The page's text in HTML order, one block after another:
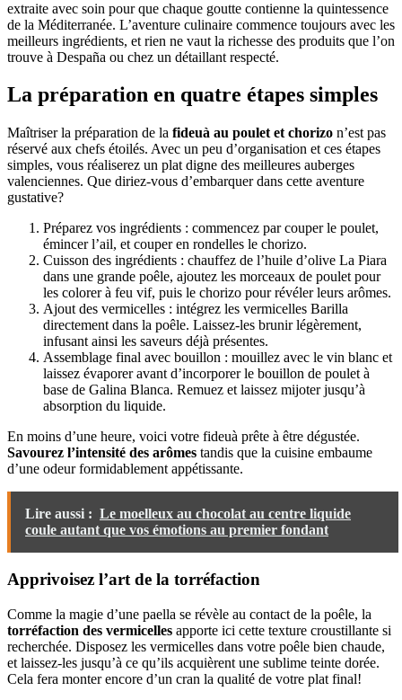
extraite avec soin pour que chaque goutte contienne la quintessence
de la Méditerranée. L’aventure culinaire commence toujours avec les
meilleurs ingrédients, et rien ne vaut la richesse des produits que l’on
trouve à Despaña ou chez un détaillant respecté.
La préparation en quatre étapes simples
Maîtriser la préparation de la fideuà au poulet et chorizo n’est pas
réservé aux chefs étoilés. Avec un peu d’organisation et ces étapes
simples, vous réaliserez un plat digne des meilleures auberges
valenciennes. Que diriez-vous d’embarquer dans cette aventure
gustative?
Préparez vos ingrédients : commencez par couper le poulet,
émincer l’ail, et couper en rondelles le chorizo.
Cuisson des ingrédients : chauffez de l’huile d’olive La Piara
dans une grande poêle, ajoutez les morceaux de poulet pour
les colorer à feu vif, puis le chorizo pour révéler leurs arômes.
Ajout des vermicelles : intégrez les vermicelles Barilla
directement dans la poêle. Laissez-les brunir légèrement,
infusant ainsi les saveurs déjà présentes.
Assemblage final avec bouillon : mouillez avec le vin blanc et
laissez évaporer avant d’incorporer le bouillon de poulet à
base de Galina Blanca. Remuez et laissez mijoter jusqu’à
absorption du liquide.
En moins d’une heure, voici votre fideuà prête à être dégustée.
Savourez l’intensité des arômes tandis que la cuisine embaume
d’une odeur formidablement appétissante.
Lire aussi : Le moelleux au chocolat au centre liquide
coule autant que vos émotions au premier fondant
Apprivoisez l’art de la torréfaction
Comme la magie d’une paella se révèle au contact de la poêle, la
torréfaction des vermicelles apporte ici cette texture croustillante si
recherchée. Disposez les vermicelles dans votre poêle bien chaude,
et laissez-les jusqu’à ce qu’ils acquièrent une sublime teinte dorée.
Cela fera monter encore d’un cran la qualité de votre plat final!